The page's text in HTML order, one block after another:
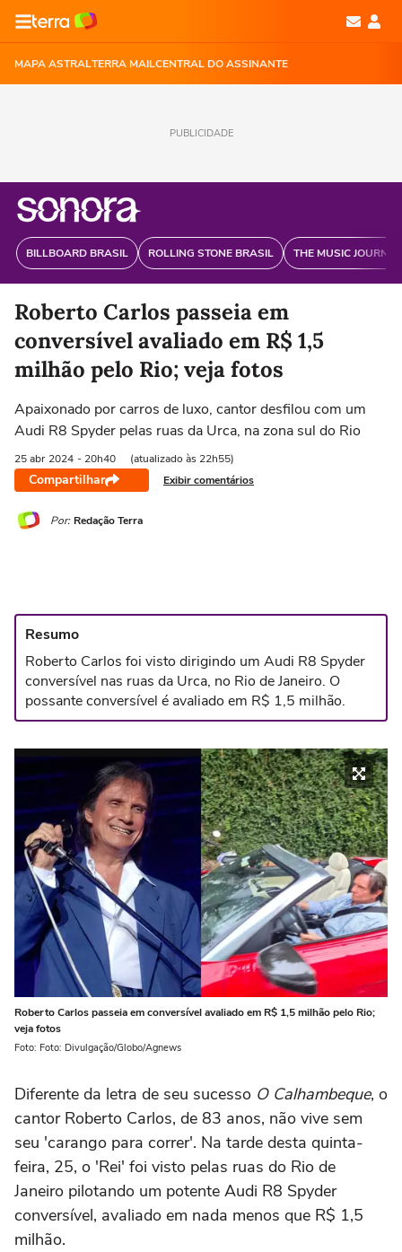
MAPA ASTRALTERRA MAILCENTRAL DO ASSINANTE
PUBLICIDADE
BILLBOARD BRASIL ROLLING STONE BRASIL THE MUSIC
Roberto Carlos passeia em
conversível avaliado em R$ 1,5
milhão pelo Rio; veja fotos
Apaixonado por carros de luxo, cantor desfilou com um
Audi R8 Spyder pelas ruas da Urca, na zona sul do Rio
25 abr 2024 - 20h40 (atualizado às 22h55)
Compartilhar Exibir comentários
Por: Redação Terra
Resumo
Roberto Carlos foi visto dirigindo um Audi R8 Spyder
conversível nas ruas da Urca, no Rio de Janeiro. O
possante conversível é avaliado em R$ 1,5 milhão.
Roberto Carlos passeia em conversível avaliado em R$ 1,5 milhão pelo Rio;
veja fotos
Foto: Foto: Divulgação/Globo/Agnews
Diferente da letra de seu sucesso O Calhambeque, o
cantor Roberto Carlos, de 83 anos, não vive sem
seu 'carango para correr'. Na tarde desta quinta-
feira, 25, o 'Rei' foi visto pelas ruas do Rio de
Janeiro pilotando um potente Audi R8 Spyder
conversível, avaliado em nada menos que R$ 1,5
milhão.